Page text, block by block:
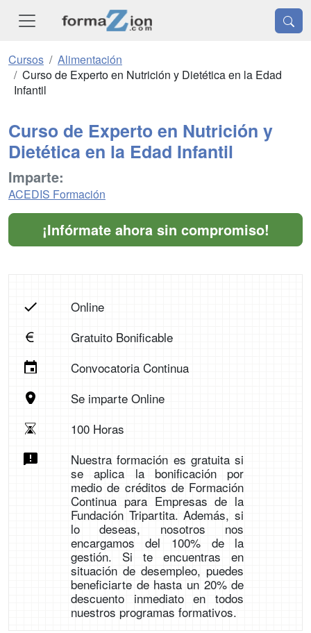
Cursos
Alimentación
Curso de Experto en Nutrición y Dietética en la Edad
Infantil
Curso de Experto en Nutrición y
Dietética en la Edad Infantil
Imparte:
ACEDIS Formación
¡Infórmate ahora sin compromiso!
Online
Gratuito Bonificable
Convocatoria Continua
Se imparte Online
100 Horas
Nuestra formación es gratuita si
se aplica la bonificación por
medio de créditos de Formación
Continua para Empresas de la
Fundación Tripartita. Además, si
lo deseas, nosotros nos
encargamos del 100% de la
gestión. Si te encuentras en
situación de desempleo, puedes
beneficiarte de hasta un 20% de
descuento inmediato en todos
nuestros programas formativos.